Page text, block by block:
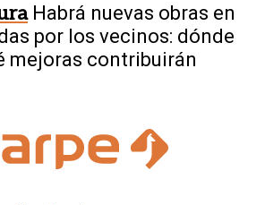
Habrá nuevas obras en
por los vecinos: dónde
mejoras contribuirán